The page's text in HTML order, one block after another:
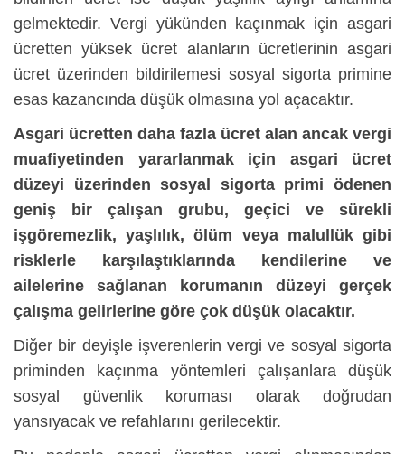
gelmektedir. Vergi yükünden kaçınmak için asgari
ücretten yüksek ücret alanların ücretlerinin asgari
ücret üzerinden bildirilemesi sosyal sigorta primine
esas kazancında düşük olmasına yol açacaktır.
Asgari ücretten daha fazla ücret alan ancak vergi
muafiyetinden yararlanmak için asgari ücret
düzeyi üzerinden sosyal sigorta primi ödenen
geniş bir çalışan grubu, geçici ve sürekli
işgöremezlik, yaşlılık, ölüm veya malullük gibi
risklerle karşılaştıklarında kendilerine ve
ailelerine sağlanan korumanın düzeyi gerçek
çalışma gelirlerine göre çok düşük olacaktır.
Diğer bir deyişle işverenlerin vergi ve sosyal sigorta
priminden kaçınma yöntemleri çalışanlara düşük
sosyal güvenlik koruması olarak doğrudan
yansıyacak ve refahlarını gerilecektir.